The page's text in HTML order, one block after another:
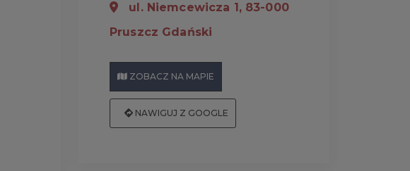
ul. Niemcewicza 1, 83-000
Pruszcz Gdański
ZOBACZ NA MAPIE
NAWIGUJ Z GOOGLE